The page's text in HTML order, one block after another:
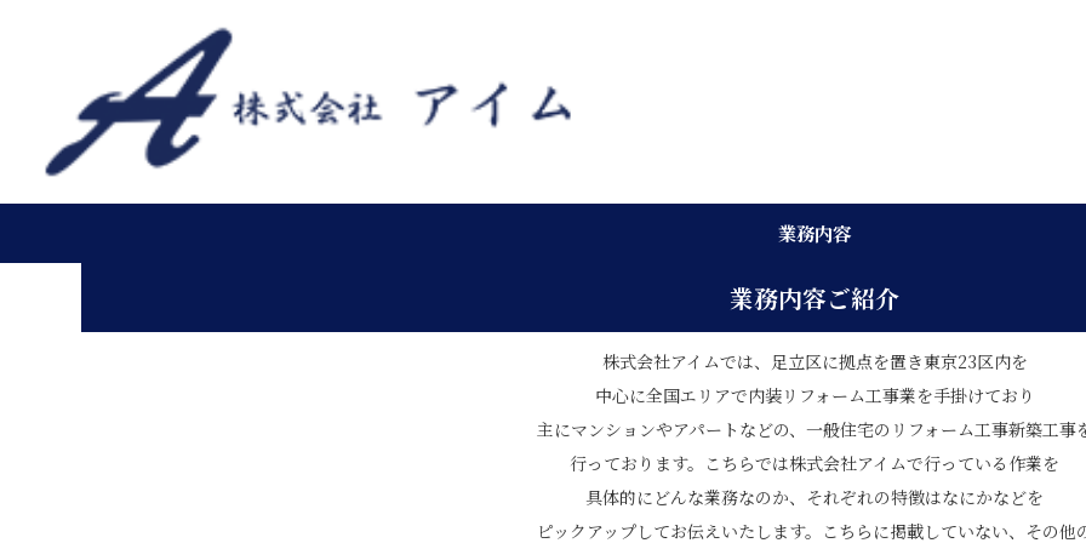
業務内容
業務内容ご紹介
株式会社アイムでは、足立区に拠点を置き東京23区内を
中心に全国エリアで内装リフォーム工事業を手掛けており
主にマンションやアパートなどの、一般住宅のリフォーム工事新築工事
行っております。こちらでは株式会社アイムで行っている作業を
具体的にどんな業務なのか、それぞれの特徴はなにかなどを
ピックアップしてお伝えいたします。こちらに掲載していない、その他